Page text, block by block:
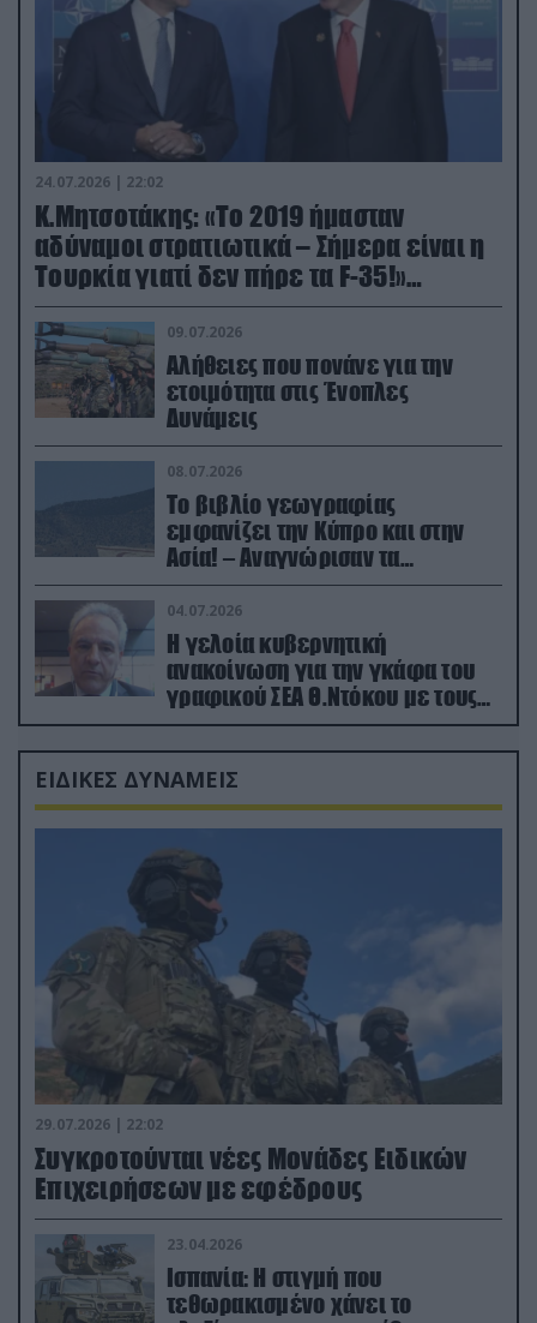
24.07.2026 | 22:02
Κ.Μητσοτάκης: «Το 2019 ήμασταν
αδύναμοι στρατιωτικά – Σήμερα είναι η
Τουρκία γιατί δεν πήρε τα F-35!»
(βίντεο)
09.07.2026
Αλήθειες που πονάνε για την
ετοιμότητα στις Ένοπλες
Δυνάμεις
08.07.2026
Το βιβλίο γεωγραφίας
εμφανίζει την Κύπρο και στην
Ασία! – Αναγνώρισαν τα
κατεχόμενα; (φωτο)
04.07.2026
Η γελοία κυβερνητική
ανακοίνωση για την γκάφα του
γραφικού ΣΕΑ Θ.Ντόκου με τους
Ρώσους φαρσέρ
ΕΙΔΙΚΕΣ ΔΥΝΑΜΕΙΣ
29.07.2026 | 22:02
Συγκροτούνται νέες Μονάδες Ειδικών
Επιχειρήσεων με εφέδρους
23.04.2026
Ισπανία: Η στιγμή που
τεθωρακισμένο χάνει το